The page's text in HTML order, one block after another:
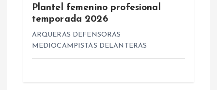
Plantel femenino profesional
temporada 2026
ARQUERAS DEFENSORAS
MEDIOCAMPISTAS DELANTERAS